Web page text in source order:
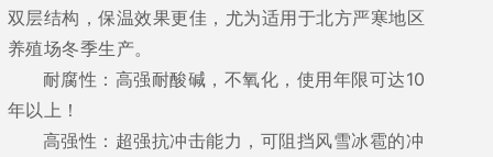
双层结构，保温效果更佳，尤为适用于北方严寒地区
养殖场冬季生产。
耐腐性：高强耐酸碱，不氧化，使用年限可达10
年以上！
高强性：超强抗冲击能力，可阻挡风雪冰雹的冲